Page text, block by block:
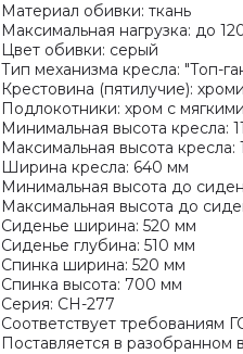
Материал обивки: ткань
Максимальная нагрузка: до
Цвет обивки: серый
Тип механизма кресла: "Топ-
Крестовина (пятилучие):
Подлокотники: хром с
Минимальная высота кресла:
Максимальная высота кресла:
Ширина кресла: 640 мм
Минимальная высота до
Максимальная высота до
Сиденье ширина: 520 мм
Сиденье глубина: 510 мм
Спинка ширина: 520 мм
Спинка высота: 700 мм
Серия: CH-277
Соответствует требованиям
Поставляется в разобранном